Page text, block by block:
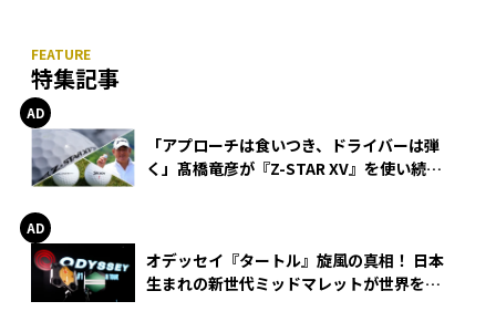
特集記事
「アプローチは食いつき、ドライバーは弾
く」髙橋竜彦が『Z-STAR XV』を使い続け
オデッセイ『タートル』旋風の真相！ 日本
生まれの新世代ミッドマレットが世界を席